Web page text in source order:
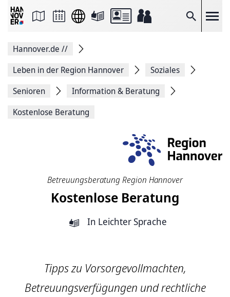
Suche
Seite
Facebook
teilen
Seitenlink
Seite
Hannover.de //
Leben in der Region Hannover
Soziales
Senioren
Information & Beratung
Kostenlose Beratung
Betreuungsberatung Region Hannover
Kostenlose Beratung
In Leichter Sprache
Tipps zu Vorsorgevollmachten,
Betreuungsverfügungen und rechtliche